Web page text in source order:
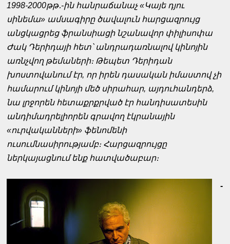
1998-2000թթ․-ին հանրաճանաչ «Կայե դյու
սինեմա» ամսագիրը ծավալուն հարցազրույց
անցկացրեց ֆրանսիացի նշանավոր փիլիսոփա
Ժակ Դերիդայի հետ՝ անդրադառնալով կինոյին
առնչվող թեմաների։ Թեպետ Դերիդան
խոստովանում էր, որ իրեն դասական իմաստով չի
համարում կինոյի մեծ սիրահար, այդուհանդերձ,
նա լրջորեն հետաքրքրված էր հանդիսատեսին
անդիմադրելիորեն գրավող էկրանային
«ուրվականների» ֆենոմենի
ուսումնասիրությամբ։ Հարցազրույցը
ներկայացնում ենք հատվածաբար։
-